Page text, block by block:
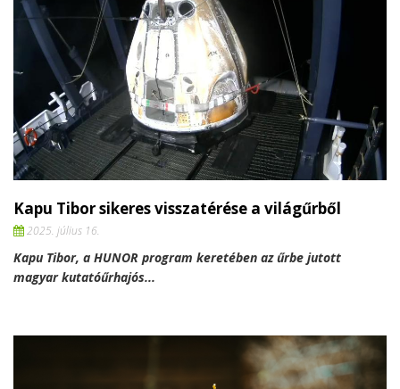
Kapu Tibor sikeres visszatérése a világűrből
2025. július 16.
Kapu Tibor, a HUNOR program keretében az űrbe jutott
magyar kutatóűrhajós...